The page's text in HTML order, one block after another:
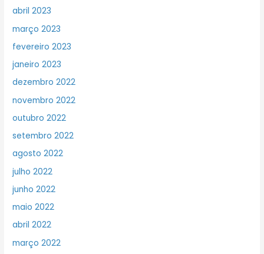
abril 2023
março 2023
fevereiro 2023
janeiro 2023
dezembro 2022
novembro 2022
outubro 2022
setembro 2022
agosto 2022
julho 2022
junho 2022
maio 2022
abril 2022
março 2022